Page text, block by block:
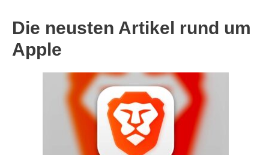
Die neusten Artikel rund um
Apple